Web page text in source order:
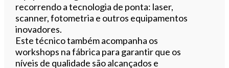
recorrendo a tecnologia de ponta: laser,
scanner, fotometria e outros equipamentos
inovadores.
Este técnico também acompanha os
workshops na fábrica para garantir que os
níveis de qualidade são alcançados e